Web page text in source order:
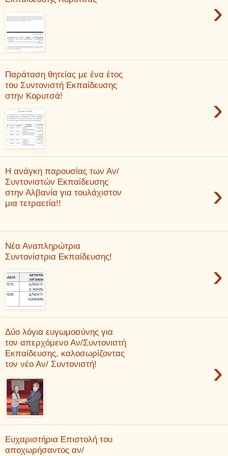
›
Παράταση θητείας με ένα έτος
του Συντονιστή Εκπαίδευσης
στην Κορυτσά!
›
Η ανάγκη παρουσίας των Αν/
Συντονιστών Εκπαίδευσης
στην Αλβανία για τουλάχιστον
μια τετραετία!!
›
Νέα Αναπληρώτρια
Συντονίστρια Εκπαίδευσης!
›
Δύο λόγια ευγωμοσύνης για
τον απερχόμενο Αν/Συντονιστή
Εκπαίδευσης, καλοσωρίζοντας
τον νέο Αν/ Συντονιστή!
›
Ευχαριστήρια Επιστολή του
αποχωρήσαντος αν/